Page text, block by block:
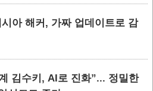
아 해커, 가짜 업데이트로 감
김수키, AI로 진화”... 정밀한